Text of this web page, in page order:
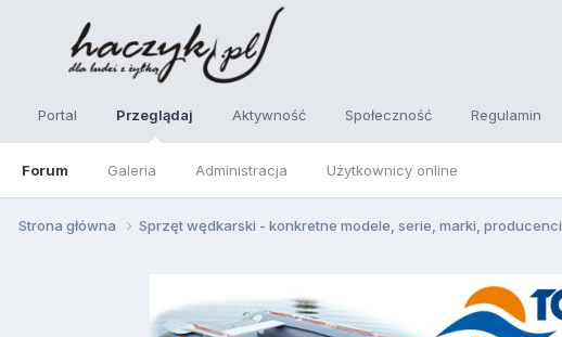
Portal Przeglądaj
Forum Galeria Administracja Użytkownicy online
Aktywność Społeczność Regulamin
Strona główna Sprzęt wędkarski - konkretne modele, serie, marki, producenci